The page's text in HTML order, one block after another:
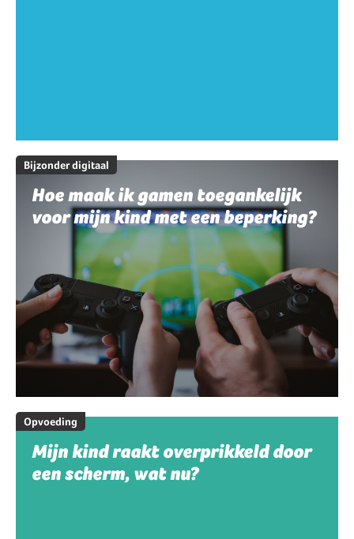
Bijzonder digitaal
Hoe maak ik gamen toegankelijk
voor mijn kind met een beperking?
Opvoeding
Mijn kind raakt overprikkeld door
een scherm, wat nu?